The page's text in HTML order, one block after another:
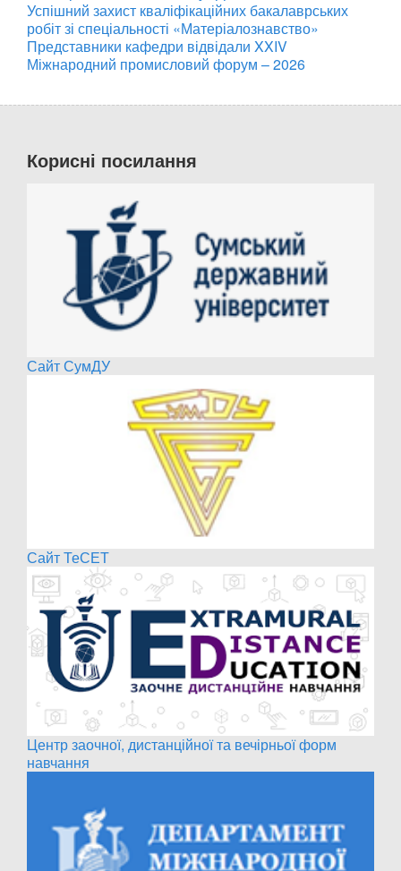
Успішний захист кваліфікаційних бакалаврських
робіт зі спеціальності «Матеріалознавство»
Представники кафедри відвідали XXIV
Міжнародний промисловий форум – 2026
Корисні посилання
Сайт СумДУ
Сайт ТеСЕТ
Центр заочної, дистанційної та вечірньої форм
навчання